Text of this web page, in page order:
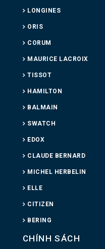
LONGINES
ORIS
CORUM
MAURICE LACROIX
TISSOT
HAMILTON
BALMAIN
SWATCH
EDOX
CLAUDE BERNARD
MICHEL HERBELIN
ELLE
CITIZEN
BERING
CHÍNH SÁCH